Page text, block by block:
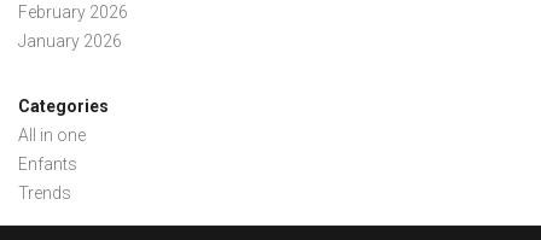
February 2026
January 2026
Categories
All in one
Enfants
Trends